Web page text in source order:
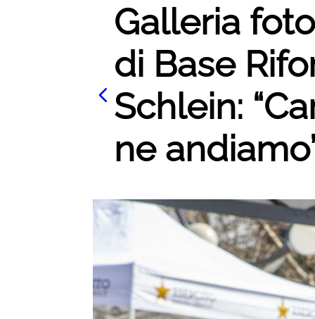
Galleria
di Base
Schlein:
ne